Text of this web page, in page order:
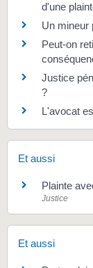
d'une
Un mineur
Peut-on
Justice
?
L'avocat
Et aussi
Plainte
Justice
Et aussi